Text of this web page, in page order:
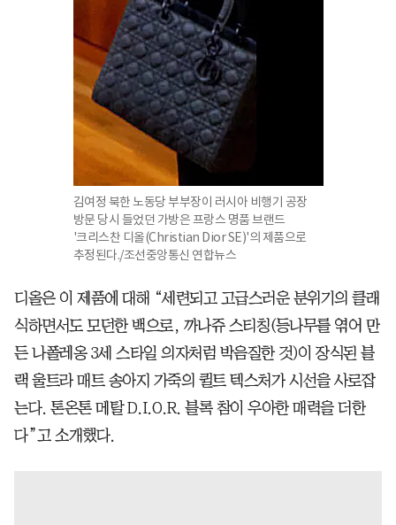
김여정 북한 노동당 부부장이 러시아 비행기 공장
방문 당시 들었던 가방은 프랑스 명품 브랜드
'크리스찬 디올(Christian Dior SE)'의 제품으로
추정된다./조선중앙통신 연합뉴스
디올은 이 제품에 대해 “세련되고 고급스러운 분위기의 클래
식하면서도 모던한 백으로, 까나쥬 스티칭(등나무를 엮어 만
든 나폴레옹 3세 스타일 의자처럼 박음질한 것)이 장식된 블
랙 울트라 매트 송아지 가죽의 퀼트 텍스처가 시선을 사로잡
는다. 톤온톤 메탈 D.I.O.R. 블록 참이 우아한 매력을 더한
다”고 소개했다.